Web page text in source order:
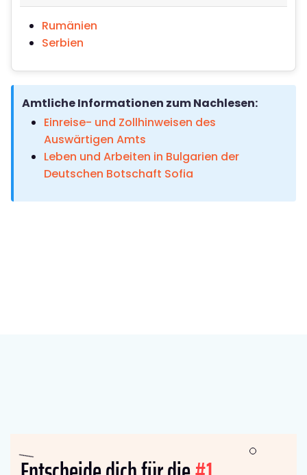
Rumänien
Serbien
Amtliche Informationen zum Nachlesen:
Einreise- und Zollhinweisen des
Auswärtigen Amts
Leben und Arbeiten in Bulgarien der
Deutschen Botschaft Sofia